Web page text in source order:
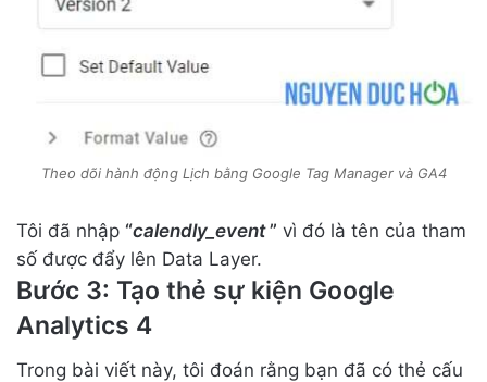
Theo dõi hành động Lịch bằng Google Tag Manager và GA4
Tôi đã nhập “calendly_event” vì đó là tên của tham
số được đẩy lên Data Layer.
Bước 3: Tạo thẻ sự kiện Google
Analytics 4
Trong bài viết này, tôi đoán rằng bạn đã có thẻ cấu